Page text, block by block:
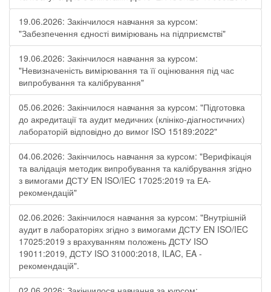
19.06.2026: Закінчилося навчання за курсом:
"Забезпечення єдності вимірювань на підприємстві"
19.06.2026: Закінчилося навчання за курсом:
"Невизначеність вимірювання та її оцінювання під час
випробування та калібрування"
05.06.2026: Закінчилося навчання за курсом: "Підготовка
до акредитації та аудит медичних (клініко-діагностичних)
лабораторій відповідно до вимог ISO 15189:2022"
04.06.2026: Закінчилось навчання за курсом: "Верифікація
та валідація методик випробування та калібрування згідно
з вимогами ДСТУ EN ISO/IEC 17025:2019 та ЕА-
рекомендацій"
02.06.2026: Закінчилося навчання за курсом: "Внутрішній
аудит в лабораторіях згідно з вимогами ДСТУ EN ISO/IEC
17025:2019 з врахуванням положень ДСТУ ISO
19011:2019, ДСТУ ISO 31000:2018, ILAC, EA -
рекомендацій".